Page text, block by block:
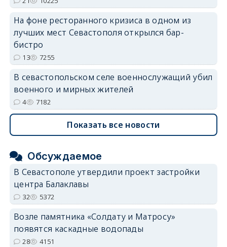
На фоне ресторанного кризиса в одном из
лучших мест Севастополя открылся бар-
бистро
13 7255
В севастопольском селе военнослужащий убил
военного и мирных жителей
4 7182
Показать все новости
Обсуждаемое
В Севастополе утвердили проект застройки
центра Балаклавы
32 5372
Возле памятника «Солдату и Матросу»
появятся каскадные водопады
28 4151